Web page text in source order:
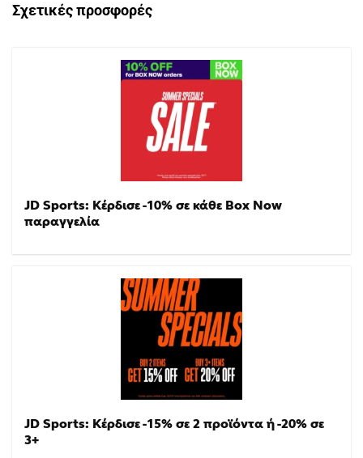
Σχετικές προσφορές
JD Sports: Κέρδισε -10% σε κάθε Box Now
παραγγελία
JD Sports: Κέρδισε -15% σε 2 προϊόντα ή -20% σε
3+